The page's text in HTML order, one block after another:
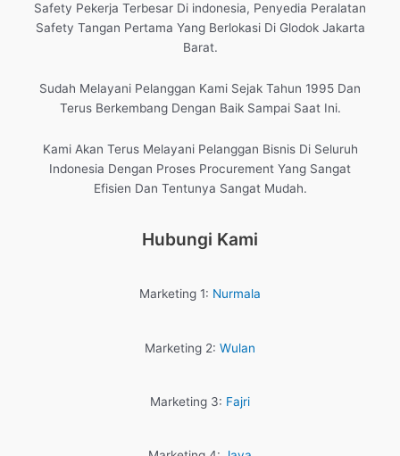
Safety Pekerja Terbesar Di indonesia, Penyedia Peralatan
Safety Tangan Pertama Yang Berlokasi Di Glodok Jakarta
Barat.
Sudah Melayani Pelanggan Kami Sejak Tahun 1995 Dan
Terus Berkembang Dengan Baik Sampai Saat Ini.
Kami Akan Terus Melayani Pelanggan Bisnis Di Seluruh
Indonesia Dengan Proses Procurement Yang Sangat
Efisien Dan Tentunya Sangat Mudah.
Hubungi Kami
Marketing 1: Nurmala
Marketing 2: Wulan
Marketing 3: Fajri